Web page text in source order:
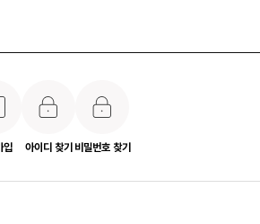
입 아이디 찾기 비밀번호 찾기